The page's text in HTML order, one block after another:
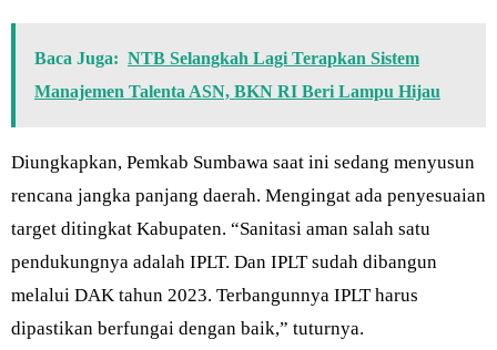
Baca Juga: NTB Selangkah Lagi Terapkan Sistem
Manajemen Talenta ASN, BKN RI Beri Lampu Hijau
Diungkapkan, Pemkab Sumbawa saat ini sedang menyusun
rencana jangka panjang daerah. Mengingat ada penyesuaian
target ditingkat Kabupaten. “Sanitasi aman salah satu
pendukungnya adalah IPLT. Dan IPLT sudah dibangun
melalui DAK tahun 2023. Terbangunnya IPLT harus
dipastikan berfungai dengan baik,” tuturnya.